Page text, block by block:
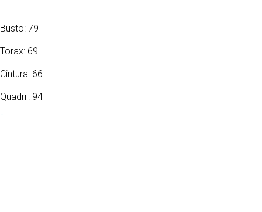
Busto: 79
Torax: 69
Cintura: 66
Quadril: 94